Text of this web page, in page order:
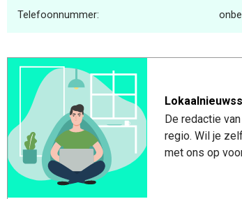
Telefoonnummer:
De redactie
regio. Wil je
met ons op